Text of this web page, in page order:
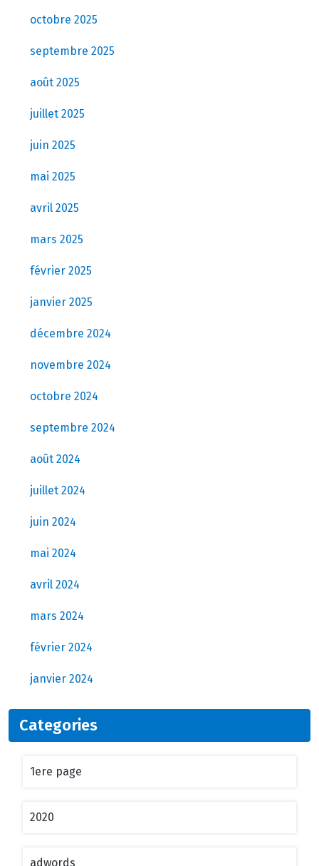
octobre 2025
septembre 2025
août 2025
juillet 2025
juin 2025
mai 2025
avril 2025
mars 2025
février 2025
janvier 2025
décembre 2024
novembre 2024
octobre 2024
septembre 2024
août 2024
juillet 2024
juin 2024
mai 2024
avril 2024
mars 2024
février 2024
janvier 2024
Categories
1ere page
2020
adwords